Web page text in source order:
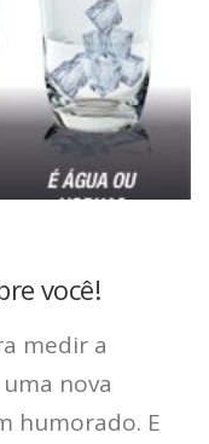
você!
medir a
nova
humorado. E